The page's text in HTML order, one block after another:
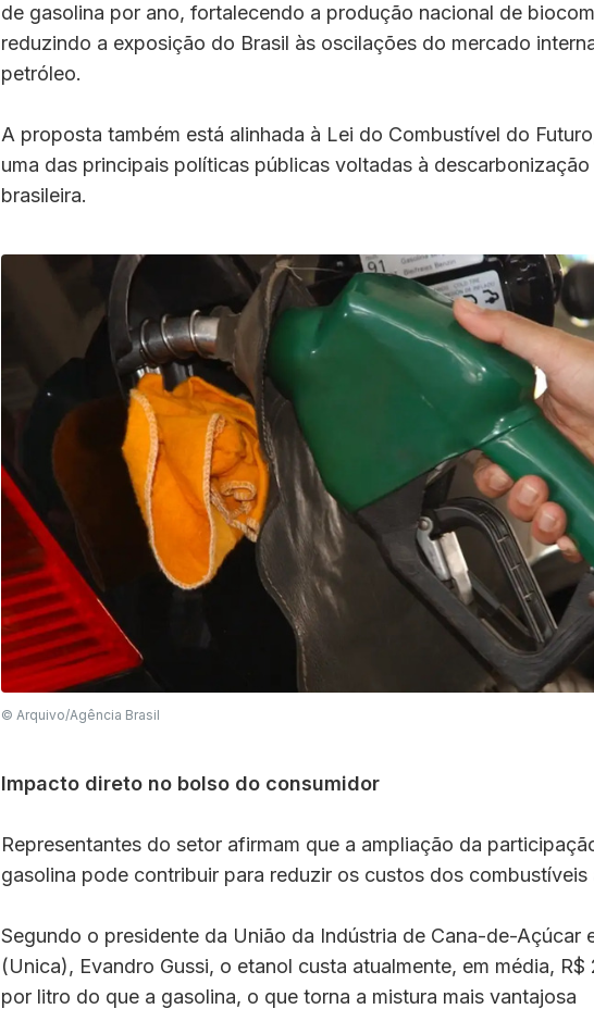
de gasolina por ano, fortalecendo a produção nacional de
reduzindo a exposição do Brasil às oscilações do mercado
petróleo.
A proposta também está alinhada à Lei do Combustível do
uma das principais políticas públicas voltadas à
brasileira.
© Arquivo/Agência Brasil
Impacto direto no bolso do consumidor
Representantes do setor afirmam que a ampliação da
gasolina pode contribuir para reduzir os custos dos combustíveis
Segundo o presidente da União da Indústria de Cana-de-Açúcar
(Unica), Evandro Gussi, o etanol custa atualmente, em média, R$
por litro do que a gasolina, o que torna a mistura mais vantajosa